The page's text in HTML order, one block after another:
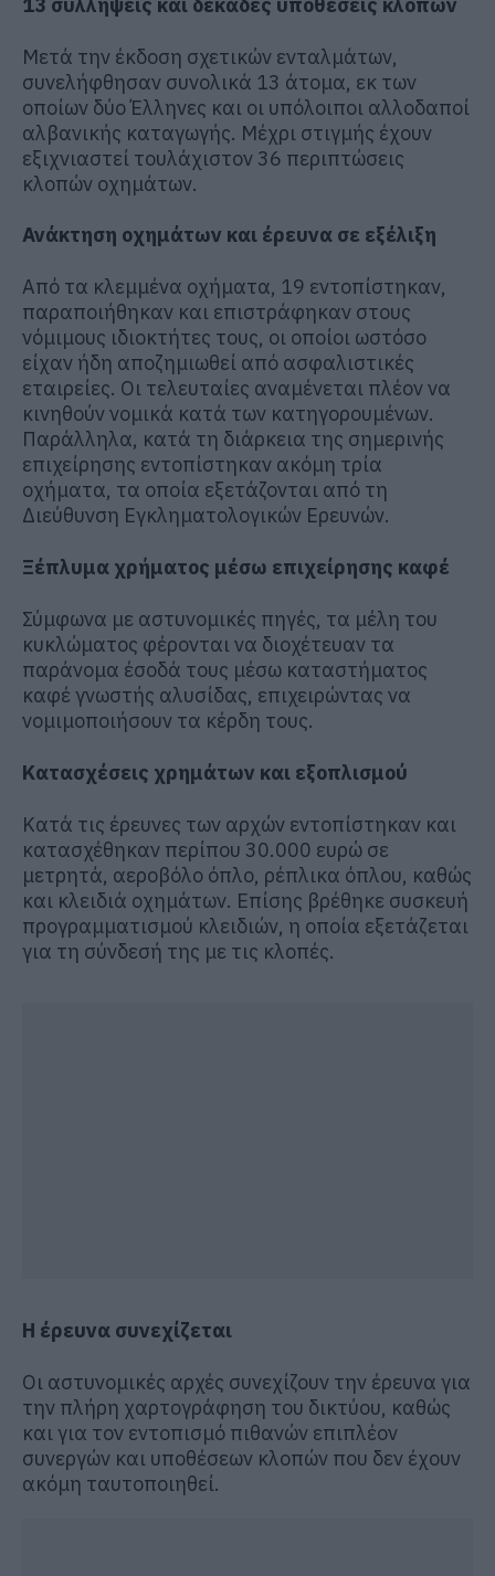
Μετά την έκδοση σχετικών ενταλμάτων,
συνελήφθησαν συνολικά 13 άτομα, εκ των
οποίων δύο Έλληνες και οι υπόλοιποι αλλοδαποί
αλβανικής καταγωγής. Μέχρι στιγμής έχουν
εξιχνιαστεί τουλάχιστον 36 περιπτώσεις
κλοπών οχημάτων.
Ανάκτηση οχημάτων και έρευνα σε εξέλιξη
Από τα κλεμμένα οχήματα, 19 εντοπίστηκαν,
παραποιήθηκαν και επιστράφηκαν στους
νόμιμους ιδιοκτήτες τους, οι οποίοι ωστόσο
είχαν ήδη αποζημιωθεί από ασφαλιστικές
εταιρείες. Οι τελευταίες αναμένεται πλέον να
κινηθούν νομικά κατά των κατηγορουμένων.
Παράλληλα, κατά τη διάρκεια της σημερινής
επιχείρησης εντοπίστηκαν ακόμη τρία
οχήματα, τα οποία εξετάζονται από τη
Διεύθυνση Εγκληματολογικών Ερευνών.
Ξέπλυμα χρήματος μέσω επιχείρησης καφέ
Σύμφωνα με αστυνομικές πηγές, τα μέλη του
κυκλώματος φέρονται να διοχέτευαν τα
παράνομα έσοδά τους μέσω καταστήματος
καφέ γνωστής αλυσίδας, επιχειρώντας να
νομιμοποιήσουν τα κέρδη τους.
Κατασχέσεις χρημάτων και εξοπλισμού
Κατά τις έρευνες των αρχών εντοπίστηκαν και
κατασχέθηκαν περίπου 30.000 ευρώ σε
μετρητά, αεροβόλο όπλο, ρέπλικα όπλου, καθώς
και κλειδιά οχημάτων. Επίσης βρέθηκε συσκευή
προγραμματισμού κλειδιών, η οποία εξετάζεται
για τη σύνδεσή της με τις κλοπές.
Η έρευνα συνεχίζεται
Οι αστυνομικές αρχές συνεχίζουν την έρευνα για
την πλήρη χαρτογράφηση του δικτύου, καθώς
και για τον εντοπισμό πιθανών επιπλέον
συνεργών και υποθέσεων κλοπών που δεν έχουν
ακόμη ταυτοποιηθεί.